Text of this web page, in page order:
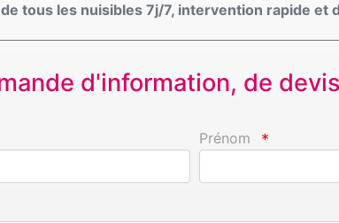
tous les nuisibles 7j/7, intervention rapide et
d'information, de
Prénom *